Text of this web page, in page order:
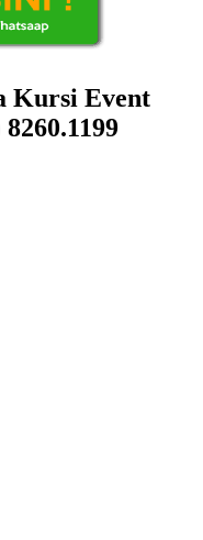
Kursi Event